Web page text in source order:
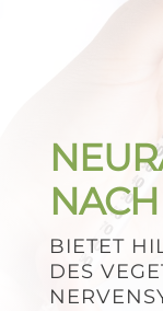
BIETET
DES